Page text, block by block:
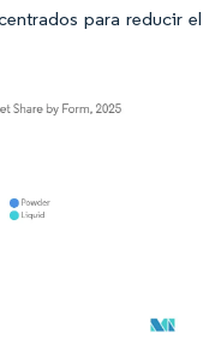
para reducir el